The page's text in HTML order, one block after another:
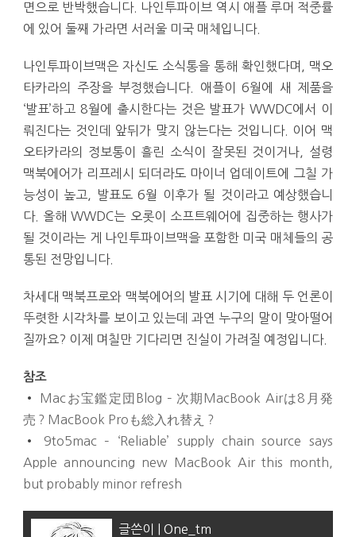
면으로 반박했습니다. 나인투파이브 역시 애플 루머 적중률
에 있어 둘째 가라면 서러울 미국 매체입니다.
나인투파이브맥은 자신도 소식통을 통해 확인했다며, 맥오
타카라의 주장을 부정했습니다. 애플이 6월에 새 제품을
‘발표’하고 8월에 출시한다는 것은 발표가 WWDC에서 이
뤄진다는 것인데 앞뒤가 맞지 않는다는 것입니다. 이어 맥
오타카라의 정보통이 흘린 소식이 잘못된 것이거나, 설령
맥북에어가 리프레시 되더라도 마이너 업데이트에 그칠 가
능성이 높고, 발표도 6월 이후가 될 것이라고 예상했습니
다. 올해 WWDC는 오롯이 소프트웨어에 집중하는 행사가
될 것이라는 게 나인투파이브맥을 포함한 미국 매체들의 공
통된 전망입니다.
차세대 맥북프로와 맥북에어의 발표 시기에 대해 두 언론이
뚜렷한 시각차를 보이고 있는데 과연 누구의 말이 맞아떨어
질까요? 이제 며칠만 기다리면 진실이 가려질 예정입니다.
참조
•
Macお宝鑑定団Blog – 次期MacBook Airは8月発
売？MacBook Proも総入れ替え？
• 9to5mac – ‘Reliable’ supply chain source says
Apple announcing new MacBook Air this month,
but probably minor refresh
글쓴이 | One_tm